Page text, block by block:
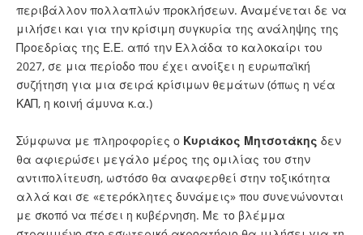
περιβάλλον πολλαπλών προκλήσεων. Αναμένεται δε να
μιλήσει και για την κρίσιμη συγκυρία της ανάληψης της
Προεδρίας της Ε.Ε. από την Ελλάδα το καλοκαίρι του
2027, σε μια περίοδο που έχει ανοίξει η ευρωπαϊκή
συζήτηση για μια σειρά κρίσιμων θεμάτων (όπως η νέα
ΚΑΠ, η κοινή άμυνα κ.α.)
Σύμφωνα με πληροφορίες ο Κυριάκος Μητσοτάκης δεν
θα αφιερώσει μεγάλο μέρος της ομιλίας του στην
αντιπολίτευση, ωστόσο θα αναφερθεί στην τοξικότητα
αλλά και σε «ετερόκλητες δυνάμεις» που συνενώνονται
με σκοπό να πέσει η κυβέρνηση. Με το βλέμμα